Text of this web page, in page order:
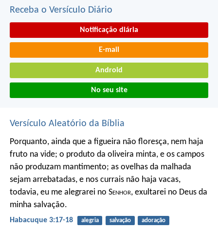
Receba o Versículo Diário
Notificação diária
E-mail
Android
No seu site
Versículo Aleatório da Bíblia
Porquanto, ainda que a figueira não floresça, nem haja
fruto na vide; o produto da oliveira minta, e os campos
não produzam mantimento; as ovelhas da malhada
sejam arrebatadas, e nos currais não haja vacas,
todavia, eu me alegrarei no Senhor, exultarei no Deus da
minha salvação.
Habacuque 3:17-18 alegria salvação adoração